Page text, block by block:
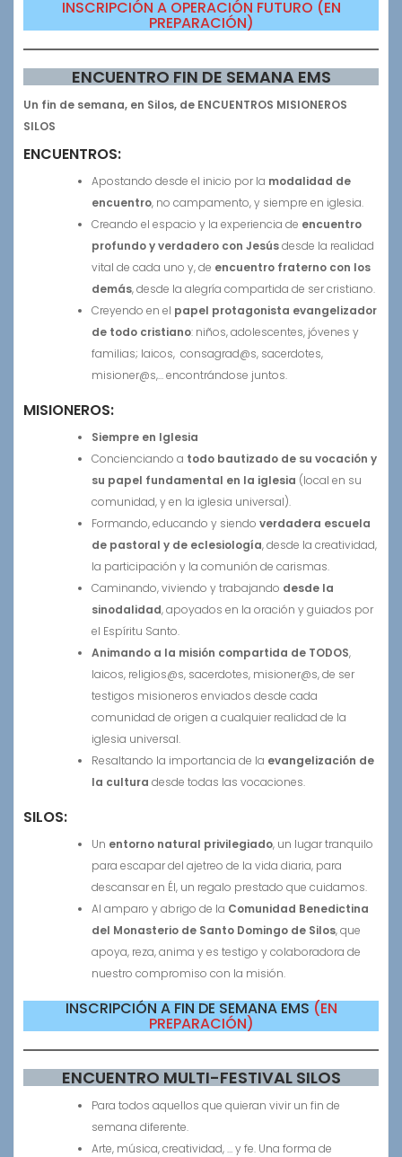
INSCRIPCIÓN A OPERACIÓN FUTURO (EN
PREPARACIÓN)
ENCUENTRO FIN DE SEMANA EMS
Un fin de semana, en Silos, de ENCUENTROS MISIONEROS
SILOS
ENCUENTROS:
Apostando desde el inicio por la modalidad de
encuentro, no campamento, y siempre en iglesia.
Creando el espacio y la experiencia de encuentro
profundo y verdadero con Jesúsdesde la realidad
vital de cada uno y, de encuentro fraterno con los
demás, desde la alegría compartida de ser cristiano.
Creyendo en el papel protagonista evangelizador
de todo cristiano: niños, adolescentes, jóvenes y
familias; laicos, consagrad@s, sacerdotes,
misioner@s,… encontrándose juntos.
MISIONEROS:
Siempre en Iglesia
Concienciando a todo bautizado de su vocación y
su papel fundamental en la iglesia (local en su
comunidad, y en la iglesia universal).
Formando, educando y siendo verdadera escuela
de pastoral y de eclesiología, desde la creatividad,
la participación y la comunión de carismas.
Caminando, viviendo y trabajando desde la
sinodalidad, apoyados en la oración y guiados por
el Espíritu Santo.
Animando a la misión compartida de TODOS,
laicos, religios@s, sacerdotes, misioner@s, de ser
testigos misioneros enviados desde cada
comunidad de origen a cualquier realidad de la
iglesia universal.
Resaltando la importancia de la evangelización de
la cultura desde todas las vocaciones.
SILOS:
Un entorno natural privilegiado, un lugar tranquilo
para escapar del ajetreo de la vida diaria, para
descansar en Él, un regalo prestado que cuidamos.
Al amparo y abrigo de la Comunidad Benedictina
del Monasterio de Santo Domingo de Silos, que
apoya, reza, anima y es testigo y colaboradora de
nuestro compromiso con la misión.
INSCRIPCIÓN A FIN DE SEMANA EMS (EN
PREPARACIÓN)
ENCUENTRO MULTI-FESTIVAL SILOS
Para todos aquellos que quieran vivir un fin de
semana diferente.
Arte, música, creatividad, … y fe. Una forma de